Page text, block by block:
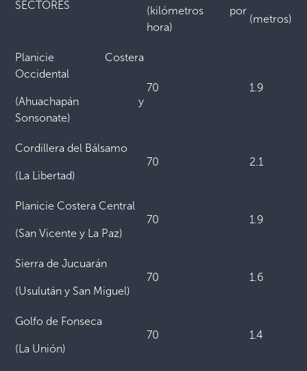
SECTORES
(kilómetros por
hora)
(metros)
Planicie Costera
Occidental
(Ahuachapán y
Sonsonate)
70 1.9
Cordillera del Bálsamo
(La Libertad)
70 2.1
Planicie Costera Central
(San Vicente y La Paz)
70 1.9
Sierra de Jucuarán
(Usulután y San Miguel)
70 1.6
Golfo de Fonseca
(La Unión)
70 1.4